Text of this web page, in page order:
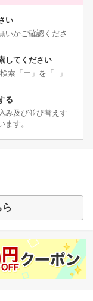
い
いかご確認くださ
してください
「ー」を「−」
る
み及び並び替えす
す。